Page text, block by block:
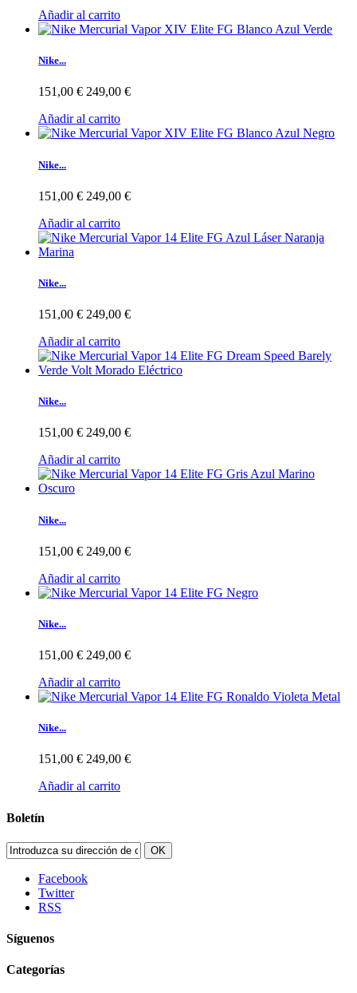
Añadir al carrito
Nike...
151,00 € 249,00 €
Añadir al carrito
Nike...
151,00 € 249,00 €
Añadir al carrito
Nike...
151,00 € 249,00 €
Añadir al carrito
Nike...
151,00 € 249,00 €
Añadir al carrito
Nike...
151,00 € 249,00 €
Añadir al carrito
Nike...
151,00 € 249,00 €
Añadir al carrito
Nike...
151,00 € 249,00 €
Añadir al carrito
Boletín
OK
Facebook
Twitter
RSS
Síguenos
Categorías